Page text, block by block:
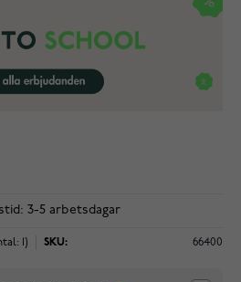
3-5 arbetsdagar
1) SKU: 66400